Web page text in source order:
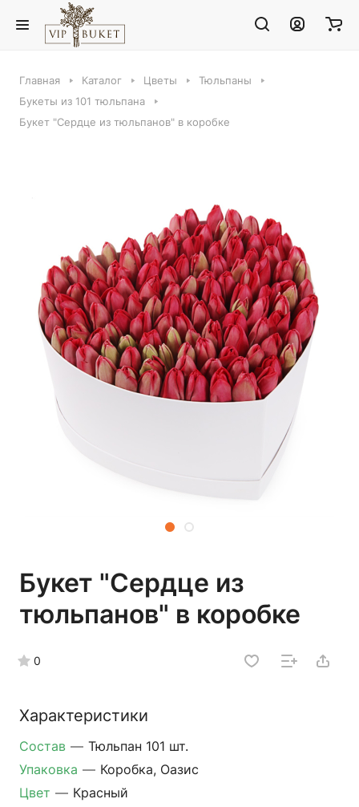
Главная Каталог Цветы
Тюльпаны
Букеты из 101 тюльпана
Букет "Сердце из тюльпанов" в коробке
Букет "Сердце из
тюльпанов" в коробке
0
Характеристики
Состав — Тюльпан 101 шт.
Упаковка — Коробка, Оазис
Цвет — Красный